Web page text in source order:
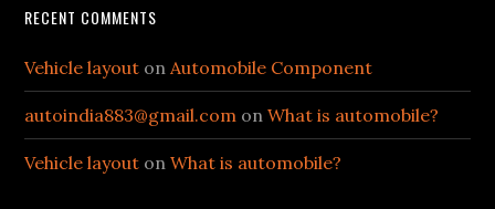
Footer
RECENT COMMENTS
Vehicle layout on Automobile Component
autoindia883@gmail.com onWhat is automobile?
Vehicle layout onWhat is automobile?